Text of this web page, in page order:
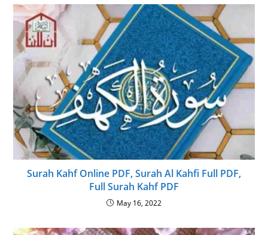
Surah Kahf Online PDF, Surah Al Kahfi Full PDF,
Full Surah Kahf PDF
May 16, 2022